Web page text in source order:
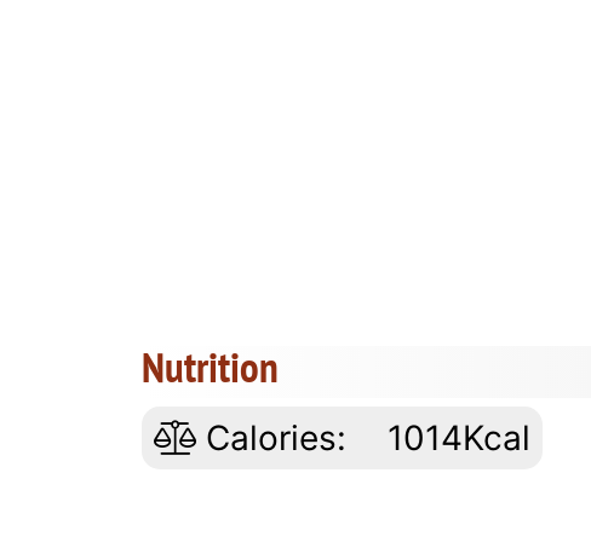
Nutrition
Calories: 1014Kcal